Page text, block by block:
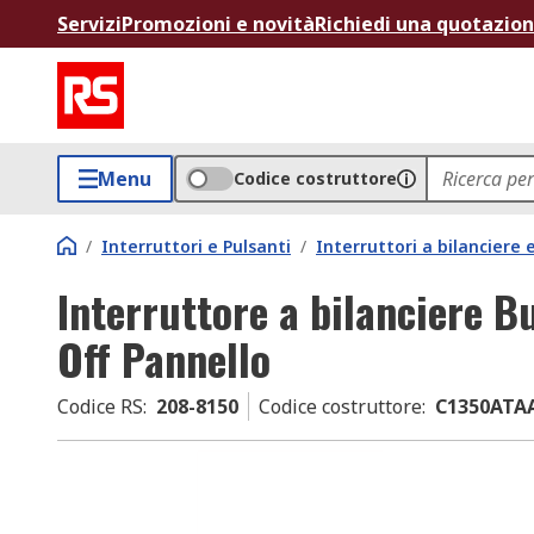
ServiziPromozioni e novitàRichiedi una
Menu Codice costruttore
/ Interruttori e Pulsanti / Interruttori a bilanciere
Interruttore a bilanciere
Off Pannello
Codice RS: 208-8150 Codice costruttore: